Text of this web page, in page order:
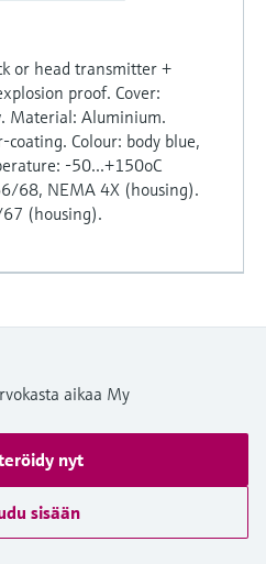
or head transmitter +
proof. Cover:
Material: Aluminium.
Colour: body blue,
-50...+150oC
68, NEMA 4X (housing).
(housing).
aikaa My
nyt
sisään